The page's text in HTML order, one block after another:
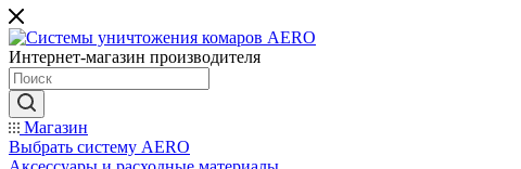
Интернет-магазин производителя
Магазин
Выбрать систему AERO